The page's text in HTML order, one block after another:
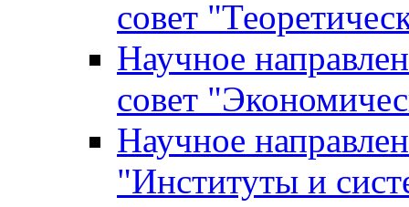
совет
Научное
совет
Научное
"Институты и